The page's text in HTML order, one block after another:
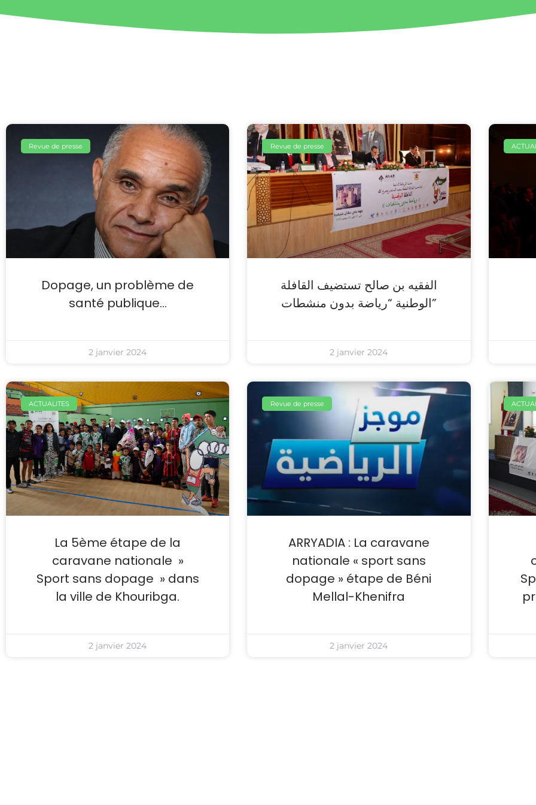
Revue de presse
Dopage, un problème de
santé publique…
2 janvier 2024
Revue de presse
الفقيه بن صالح تستضيف القافلة
الوطنية “رياضة بدون منشطات”
2 janvier 2024
ACTUALITES
La 5ème étape de la
caravane nationale »
Sport sans dopage » dans
la ville de Khouribga.
2 janvier 2024
Revue de presse
ARRYADIA : La caravane
nationale « sport sans
dopage » étape de Béni
Mellal-Khenifra
2 janvier 2024